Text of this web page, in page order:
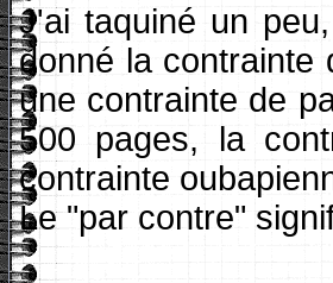
J'ai taquiné un
donné la contrainte
une contrainte de
500 pages, la
contrainte
Le "par contre"